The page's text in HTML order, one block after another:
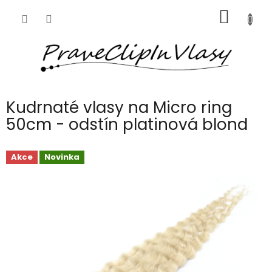
KOŠÍK
Kudrnaté vlasy na Micro ring
50cm - odstín platinová blond
Akce Novinka